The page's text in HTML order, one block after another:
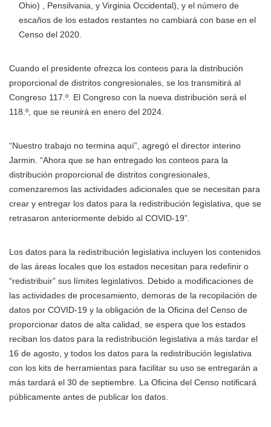
Ohio) , Pensilvania, y Virginia Occidental), y el número de
escaños de los estados restantes no cambiará con base en el
Censo del 2020.
Cuando el presidente ofrezca los conteos para la distribución
proporcional de distritos congresionales, se los transmitirá al
Congreso 117.º. El Congreso con la nueva distribución será el
118.º, que se reunirá en enero del 2024.
“Nuestro trabajo no termina aquí”, agregó el director interino
Jarmin. “Ahora que se han entregado los conteos para la
distribución proporcional de distritos congresionales,
comenzaremos las actividades adicionales que se necesitan para
crear y entregar los datos para la redistribución legislativa, que se
retrasaron anteriormente debido al COVID-19”.
Los datos para la redistribución legislativa incluyen los contenidos
de las áreas locales que los estados necesitan para redefinir o
“redistribuir” sus límites legislativos. Debido a modificaciones de
las actividades de procesamiento, demoras de la recopilación de
datos por COVID-19 y la obligación de la Oficina del Censo de
proporcionar datos de alta calidad, se espera que los estados
reciban los datos para la redistribución legislativa a más tardar el
16 de agosto, y todos los datos para la redistribución legislativa
con los kits de herramientas para facilitar su uso se entregarán a
más tardará el 30 de septiembre. La Oficina del Censo notificará
públicamente antes de publicar los datos.